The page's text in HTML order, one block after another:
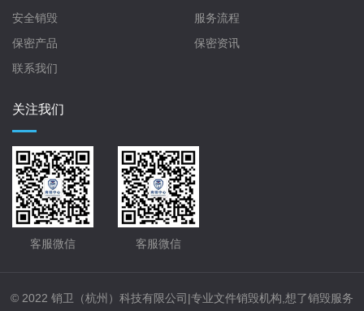
安全销毁
服务流程
保密产品
保密资讯
联系我们
关注我们
客服微信 客服微信
© 2022 销卫（杭州）科技有限公司|专业文件销毁机构,想了销毁服务